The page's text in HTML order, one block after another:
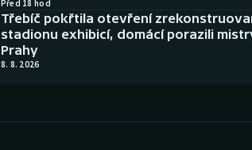
Před 18 hod
Třebíč pokřtila otevření
stadionu exhibicí, domácí porazili
Prahy
8. 8. 2026